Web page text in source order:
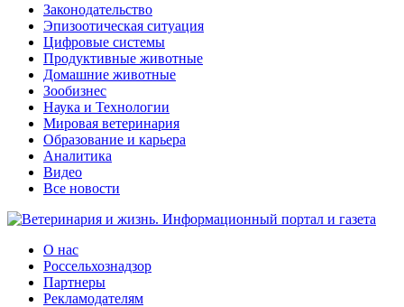
Законодательство
Эпизоотическая ситуация
Цифровые системы
Продуктивные животные
Домашние животные
Зообизнес
Наука и Технологии
Мировая ветеринария
Образование и карьера
Аналитика
Видео
Все новости
О нас
Россельхознадзор
Партнеры
Рекламодателям